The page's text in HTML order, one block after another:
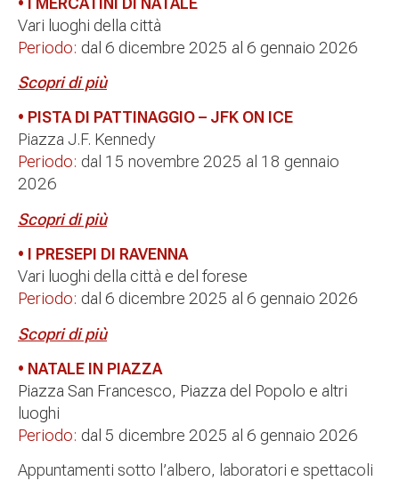
Vari luoghi della città
Periodo: dal 6 dicembre 2025 al 6 gennaio 2026
Scopri di più
• PISTA DI PATTINAGGIO – JFK ON ICE
Piazza J.F. Kennedy
Periodo: dal 15 novembre 2025 al 18 gennaio
2026
Scopri di più
• I PRESEPI DI RAVENNA
Vari luoghi della città e del forese
Periodo: dal 6 dicembre 2025 al 6 gennaio 2026
Scopri di più
• NATALE IN PIAZZA
Piazza San Francesco, Piazza del Popolo e altri
luoghi
Periodo: dal 5 dicembre 2025 al 6 gennaio 2026
Appuntamenti sotto l’albero, laboratori e spettacoli